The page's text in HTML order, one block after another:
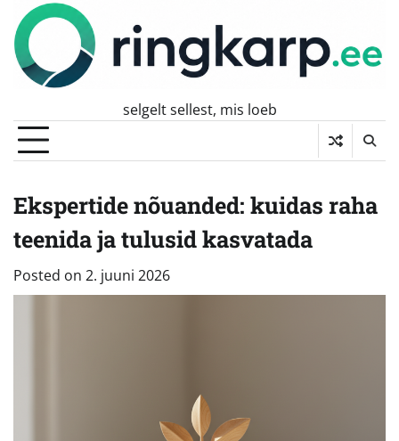
Skip
content
selgelt sellest, mis loeb
Ekspertide nõuanded: kuidas raha
teenida ja tulusid kasvatada
Posted on 2. juuni 2026